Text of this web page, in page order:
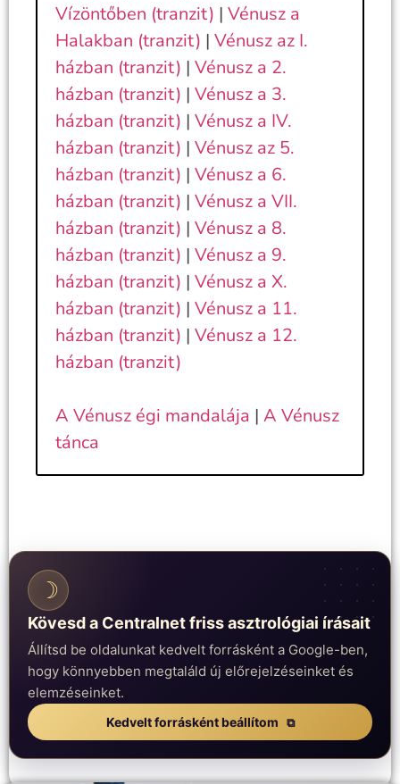
Vízöntőben (tranzit) | Vénusz a
Halakban (tranzit) | Vénusz az I.
házban (tranzit) | Vénusz a 2.
házban (tranzit) | Vénusz a 3.
házban (tranzit) | Vénusz a IV.
házban (tranzit) | Vénusz az 5.
házban (tranzit) | Vénusz a 6.
házban (tranzit) | Vénusz a VII.
házban (tranzit) | Vénusz a 8.
házban (tranzit) | Vénusz a 9.
házban (tranzit) | Vénusz a X.
házban (tranzit) | Vénusz a 11.
házban (tranzit) | Vénusz a 12.
házban (tranzit)
A Vénusz égi mandalája | A Vénusz
tánca
☽
Kövesd a Centralnet friss asztrológiai írásait
Állítsd be oldalunkat kedvelt forrásként a Google-ben,
hogy könnyebben megtaláld új előrejelzéseinket és
elemzéseinket.
Kedvelt forrásként beállítom